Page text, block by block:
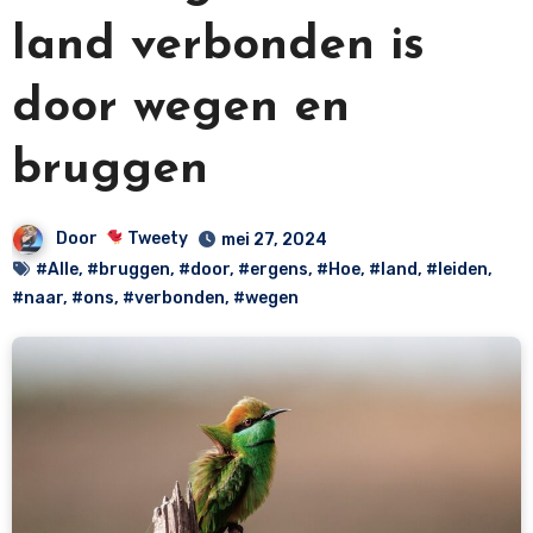
land verbonden is
door wegen en
bruggen
Door Tweety
mei 27, 2024
#Alle, #bruggen, #door, #ergens, #Hoe, #land, #leiden,
#naar, #ons, #verbonden, #wegen